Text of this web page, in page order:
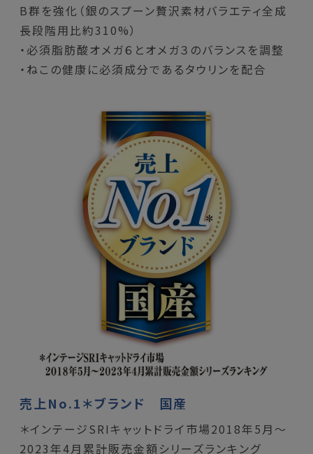
B群を強化（銀のスプーン贅沢素材バラエティ全成
長段階用比約310%）
・必須脂肪酸オメガ６とオメガ３のバランスを調整
・ねこの健康に必須成分であるタウリンを配合
売上No.1＊ブランド 国産
＊インテージSRIキャットドライ市場2018年5月～
2023年4月累計販売金額シリーズランキング